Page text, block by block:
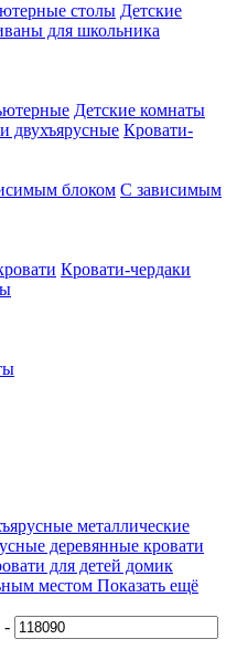
столы Детские
для школьника
Детские комнаты
двухъярусные Кровати-
блоком С зависимым
Кровати-чердаки
металлические
деревянные кровати
для детей домик
местом Показать ещё
-